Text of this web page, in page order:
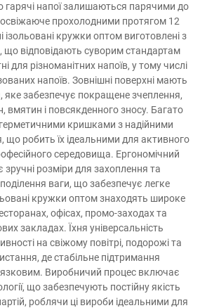
гарячі напої залишаються парячими до
освіжаюче прохолодними протягом 12
ізольовані кружки оптом виготовлені з
що відповідають суворим стандартам
для різноманітних напоїв, у тому числі
напоїв. Зовнішні поверхні мають
забезпечує покращене зчеплення,
вмятин і повсякденного зносу. Багато
кришками з надійними
що робить їх ідеальними для активного
середовища. Ергономічний
зручні розміри для захоплення та
ваги, що забезпечує легке
кружки оптом знаходять широке
офісах, промо-заходах та
закладах. Їхня універсальність
на свіжому повітрі, подорожі та
де стабільне підтримання
Виробничий процес включає
що забезпечують постійну якість
роблячи ці вироби ідеальними для